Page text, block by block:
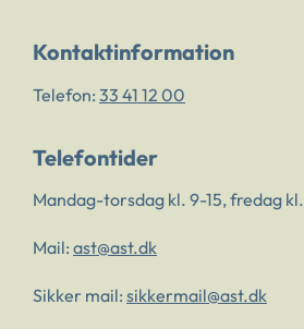
Kontaktinformation
Telefon: 33 41 12 00
Telefontider
Mandag-torsdag kl. 9-15, fredag
Mail: ast@ast.dk
Sikker mail: sikkermail@ast.dk